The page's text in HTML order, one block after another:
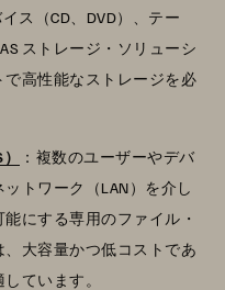
ス（CD、DVD）、テー
ストレージ・ソリューシ
高性能なストレージを必
：複数のユーザーやデバ
トワーク（LAN）を介し
にする専用のファイル・
、大容量かつ低コストであ
ています。